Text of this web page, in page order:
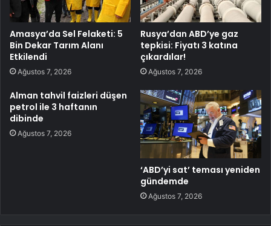
Amasya’da Sel Felaketi: 5
Bin Dekar Tarım Alanı
Etkilendi
Ağustos 7, 2026
Rusya’dan ABD’ye gaz
tepkisi: Fiyatı 3 katına
çıkardılar!
Ağustos 7, 2026
Alman tahvil faizleri düşen
petrol ile 3 haftanın
dibinde
Ağustos 7, 2026
‘ABD’yi sat’ teması yeniden
gündemde
Ağustos 7, 2026